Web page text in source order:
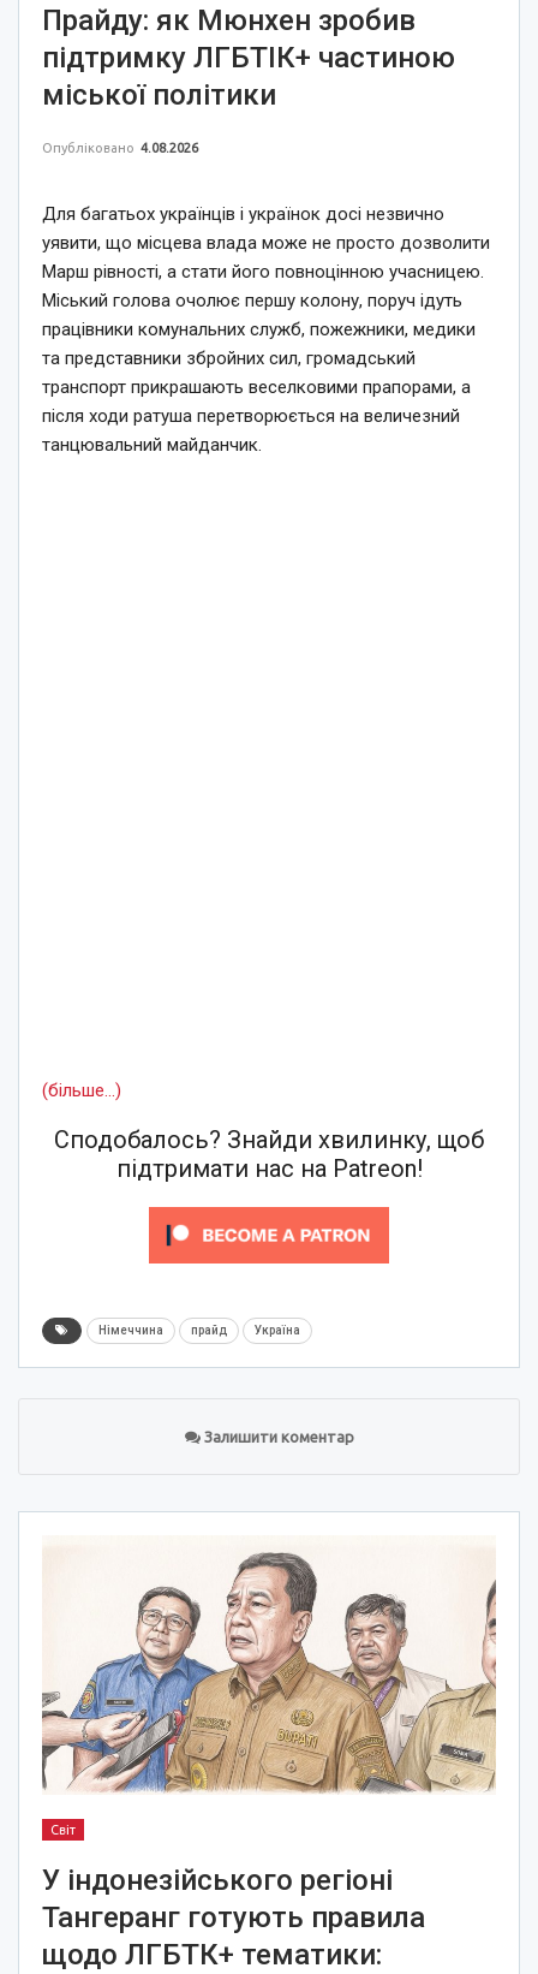
Прайду: як Мюнхен зробив
підтримку ЛГБТІК+ частиною
міської політики
Опубліковано 4.08.2026
Для багатьох українців і українок досі незвично
уявити, що місцева влада може не просто дозволити
Марш рівності, а стати його повноцінною учасницею.
Міський голова очолює першу колону, поруч ідуть
працівники комунальних служб, пожежники, медики
та представники збройних сил, громадський
транспорт прикрашають веселковими прапорами, а
після ходи ратуша перетворюється на величезний
танцювальний майданчик.
(більше…)
Сподобалось? Знайди хвилинку, щоб
підтримати нас на Patreon!
Німеччина прайд Україна
Залишити коментар
Світ
У індонезійського регіоні
Тангеранг готують правила
щодо ЛГБТК+ тематики: